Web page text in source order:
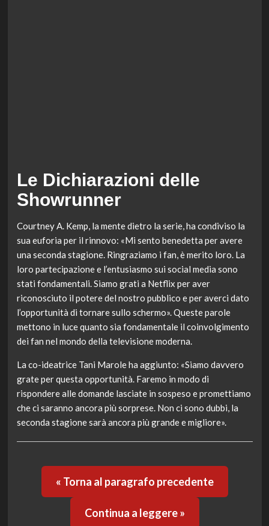
Le Dichiarazioni delle
Showrunner
Courtney A. Kemp, la mente dietro la serie, ha condiviso la
sua euforia per il rinnovo: «Mi sento benedetta per avere
una seconda stagione. Ringraziamo i fan, è merito loro. La
loro partecipazione e l’entusiasmo sui social media sono
stati fondamentali. Siamo grati a Netflix per aver
riconosciuto il potere del nostro pubblico e per averci dato
l’opportunità di tornare sullo schermo». Queste parole
mettono in luce quanto sia fondamentale il coinvolgimento
dei fan nel mondo della televisione moderna.
La co-ideatrice Tani Marole ha aggiunto: «Siamo davvero
grate per questa opportunità. Faremo in modo di
rispondere alle domande lasciate in sospeso e promettiamo
che ci saranno ancora più sorprese. Non ci sono dubbi, la
seconda stagione sarà ancora più grande e migliore».
« Torna al paragrafo precedente
Continua a leggere »